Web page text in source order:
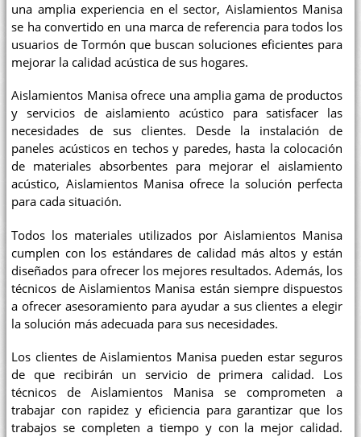
una amplia experiencia en el sector, Aislamientos Manisa
se ha convertido en una marca de referencia para todos los
usuarios de Tormón que buscan soluciones eficientes para
mejorar la calidad acústica de sus hogares.
Aislamientos Manisa ofrece una amplia gama de productos
y servicios de aislamiento acústico para satisfacer las
necesidades de sus clientes. Desde la instalación de
paneles acústicos en techos y paredes, hasta la colocación
de materiales absorbentes para mejorar el aislamiento
acústico, Aislamientos Manisa ofrece la solución perfecta
para cada situación.
Todos los materiales utilizados por Aislamientos Manisa
cumplen con los estándares de calidad más altos y están
diseñados para ofrecer los mejores resultados. Además, los
técnicos de Aislamientos Manisa están siempre dispuestos
a ofrecer asesoramiento para ayudar a sus clientes a elegir
la solución más adecuada para sus necesidades.
Los clientes de Aislamientos Manisa pueden estar seguros
de que recibirán un servicio de primera calidad. Los
técnicos de Aislamientos Manisa se comprometen a
trabajar con rapidez y eficiencia para garantizar que los
trabajos se completen a tiempo y con la mejor calidad.